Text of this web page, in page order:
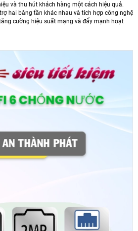
và thu hút khách hàng một cách hiệu quả.
hai băng tần khác nhau và tích hợp công nghệ
cường hiệu suất mạng và đẩy mạnh hoạt